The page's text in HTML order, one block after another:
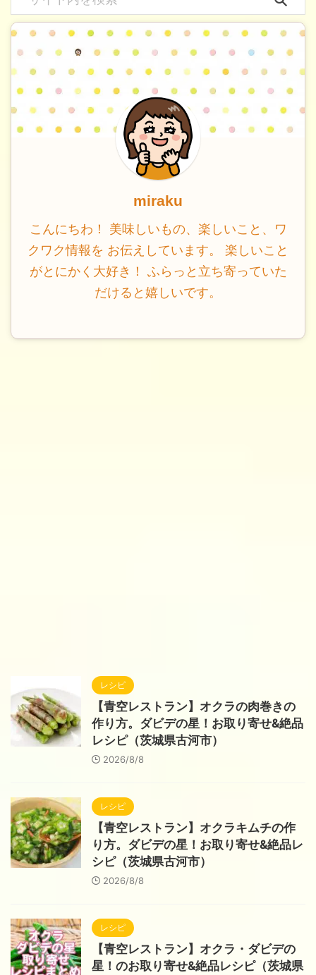
miraku
こんにちわ！ 美味しいもの、楽しいこと、ワ
クワク情報を お伝えしています。 楽しいこと
がとにかく大好き！ ふらっと立ち寄っていた
だけると嬉しいです。
レシピ
【青空レストラン】オクラの肉巻きの
作り方。ダビデの星！お取り寄せ&絶品
レシピ（茨城県古河市）
2026/8/8
レシピ
【青空レストラン】オクラキムチの作
り方。ダビデの星！お取り寄せ&絶品レ
シピ（茨城県古河市）
2026/8/8
レシピ
【青空レストラン】オクラ・ダビデの
星！のお取り寄せ&絶品レシピ（茨城県